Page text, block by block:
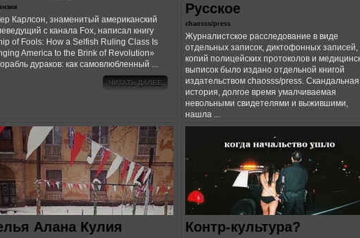
Карлсон, знаменитый американский
с канала Fox, написал книгу
of Fools: How a Selfish Ruling Class Is
America to the Brink of Revolution»
дураков: как самовлюбленный ...
ЧИТАТЬ ДАЛЕЕ
Русское
chaosss/press
Журналистское расследование в виде
отдельных записок, диктофонных записей,
копий полицейских протоколов и
выписок было издано отдельной книгой
издательством chaosss/press. Скандальная
история, долгое время умалчиваемая
невольными свидетелями и выжившими,
нашла ...
Алана Кулия Контр-культура?